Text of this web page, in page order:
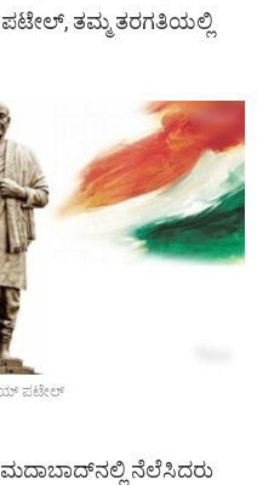
ಪಟೇಲ್, ತಮ್ಮ ತರಗತಿಯಲ್ಲಿ
ಪಟೇಲ್
ನೆಲೆಸಿದರು